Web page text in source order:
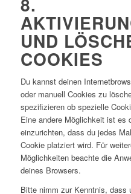
UND
COOKIES
Du kannst deinen
oder manuell Cookies zu
spezifizieren ob spezielle
Eine andere Möglichkeit ist es
einzurichten, dass du jedes
Cookie platziert wird. Für
Möglichkeiten beachte die
deines Browsers.
Bitte nimm zur Kenntnis, dass